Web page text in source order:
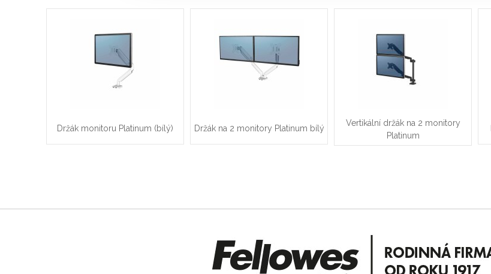
Držák monitoru Platinum (bílý) Držák na 2 monitory Platinum bílý
Vertikální držák na 2 monitory
Platinum